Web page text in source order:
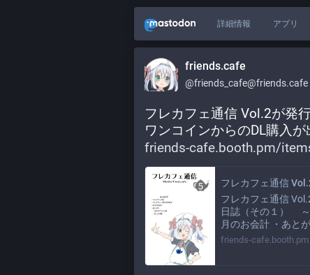
詳細情報 アプリ
friends.cafe
@friends_cafe@friends.cafe
フレカフェ通信 Vol.2が発
ワンコインからのDL購入が
friends-cafe.booth.pm/
フレカフェ通信
フレカフェ通信
日誌（その１） ～
月のお会計 ・あ
friends-cafe.booth.pm